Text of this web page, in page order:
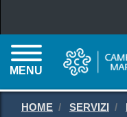
MENU
HOME SERVIZI